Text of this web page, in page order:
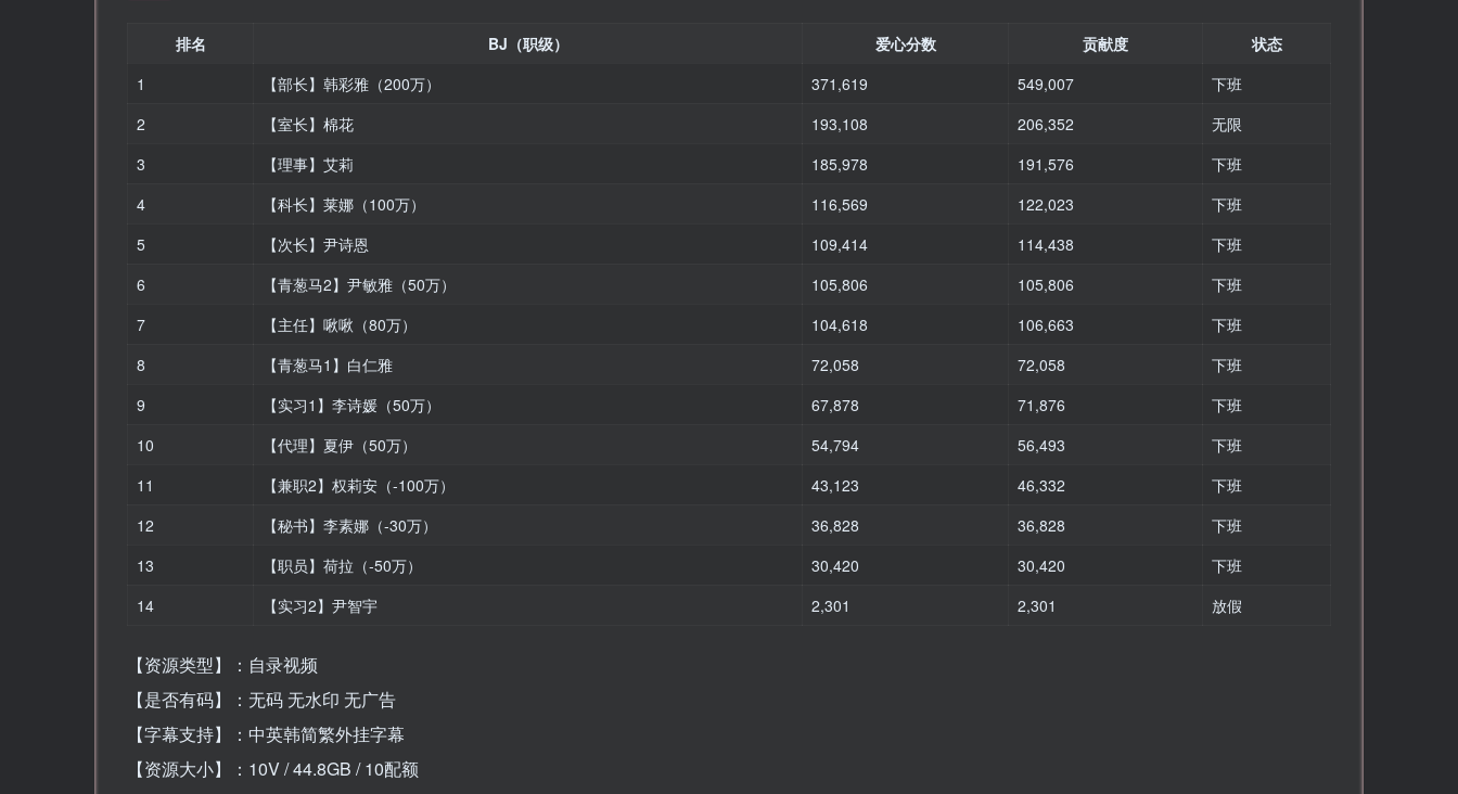
排名 BJ（职级） 爱心分数 贡献度
状态
1
【部长】韩彩雅（200万） 371,619 549,007
下班
2
【室长】棉花 193,108 206,352
无限
3
【理事】艾莉 185,978 191,576
下班
4
【科长】莱娜（100万） 116,569 122,023
下班
5
【次长】尹诗恩 109,414 114,438
下班
6
【青葱马2】尹敏雅（50万） 105,806 105,806
下班
7
【主任】啾啾（80万） 104,618 106,663
下班
8
【青葱马1】白仁雅 72,058 72,058
下班
9
【实习1】李诗媛（50万） 67,878 71,876
下班
10
【代理】夏伊（50万） 54,794 56,493
下班
11
【兼职2】权莉安（-100万） 43,123 46,332
下班
12
【秘书】李素娜（-30万） 36,828 36,828
下班
13
【职员】荷拉（-50万） 30,420 30,420
下班
14
【实习2】尹智宇 2,301 2,301 放假
【资源类型】：自录视频
【是否有码】：无码 无水印 无广告
【字幕支持】：中英韩简繁外挂字幕
【资源大小】：10V / 44.8GB / 10配额